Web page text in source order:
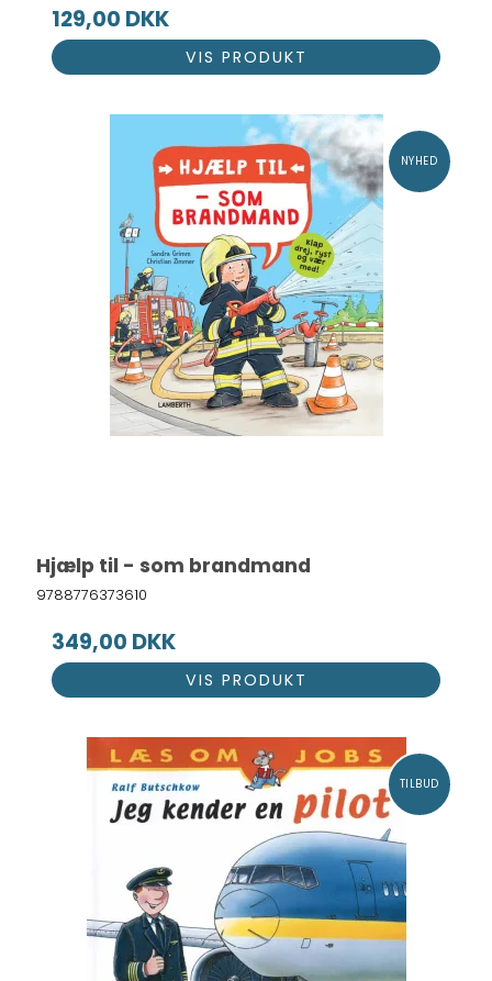
129,00 DKK
VIS PRODUKT
NYHED
Hjælp til - som brandmand
9788776373610
349,00 DKK
VIS PRODUKT
TILBUD